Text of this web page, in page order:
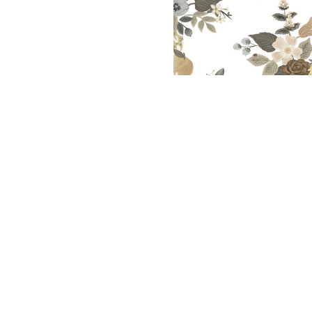
Meetups